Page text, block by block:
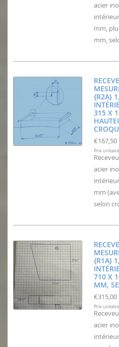
acier
mm,
mm,
{R2A}
315 X
€167,50
Prix
acier
mm
selon
{R1A}
710 X
MM,
€315,00
Prix
acier